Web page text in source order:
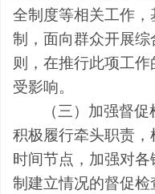
全制度等相关工作，
制，面向群众开展综
则，在推行此项工
受影响。
（三）加强督促
积极履行牵头职责，
时间节点，加强对各
制建立情况的督促